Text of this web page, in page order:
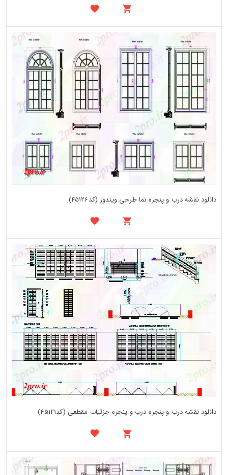
دانلود نقشه درب و پنجره نما طرحی ویندوز (کد45126)
دانلود نقشه درب و پنجره درب و پنجره جزئیات مقطعی (کد45121)